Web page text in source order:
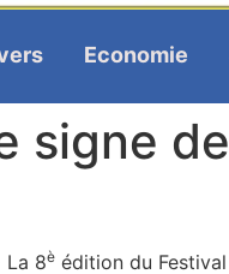
Economie
signe
La 8è édition du